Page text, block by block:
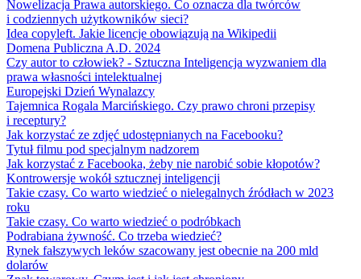
Nowelizacja Prawa autorskiego. Co oznacza dla twórców
i codziennych użytkowników sieci?
Idea copyleft. Jakie licencje obowiązują na Wikipedii
Domena Publiczna A.D. 2024
Czy autor to człowiek? - Sztuczna Inteligencja wyzwaniem dla
prawa własności intelektualnej
Europejski Dzień Wynalazcy
Tajemnica Rogala Marcińskiego. Czy prawo chroni przepisy
i receptury?
Jak korzystać ze zdjęć udostępnianych na Facebooku?
Tytuł filmu pod specjalnym nadzorem
Jak korzystać z Facebooka, żeby nie narobić sobie kłopotów?
Kontrowersje wokół sztucznej inteligencji
Takie czasy. Co warto wiedzieć o nielegalnych źródłach w 2023
roku
Takie czasy. Co warto wiedzieć o podróbkach
Podrabiana żywność. Co trzeba wiedzieć?
Rynek fałszywych leków szacowany jest obecnie na 200 mld
dolarów